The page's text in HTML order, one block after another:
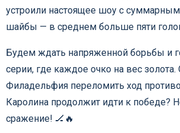
устроили настоящее шоу с суммарным
шайбы — в среднем больше пяти
Будем ждать напряженной борьбы и
серии, где каждое очко на вес
Филадельфия переломить ход
Каролина продолжит идти к победе?
сражение! 🏒🔥